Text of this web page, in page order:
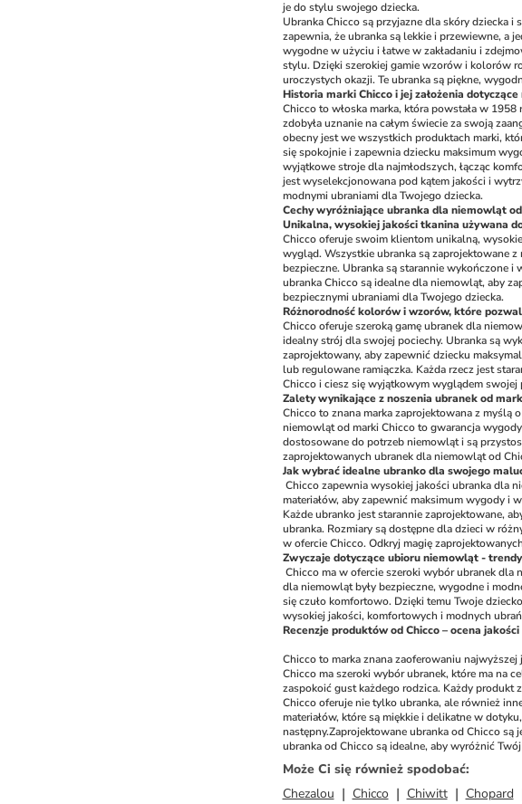
je do stylu swojego dziecka.
Ubranka Chicco są przyjazne dla skóry dziecka
zapewnia, że ubranka są lekkie i przewiewne, a
wygodne w użyciu i łatwe w zakładaniu i
stylu. Dzięki szerokiej gamie wzorów i kolorów
uroczystych okazji. Te ubranka są piękne,
Historia marki Chicco i jej założenia dotyczące
Chicco to włoska marka, która powstała w
zdobyła uznanie na całym świecie za swoją
obecny jest we wszystkich produktach marki,
się spokojnie i zapewnia dziecku maksimum
wyjątkowe stroje dla najmłodszych, łącząc
jest wyselekcjonowana pod kątem jakości i
modnymi ubraniami dla Twojego dziecka.
Cechy wyróżniające ubranka dla niemowląt
Unikalna, wysokiej jakości tkanina używana
Chicco oferuje swoim klientom unikalną,
wygląd. Wszystkie ubranka są zaprojektowane
bezpieczne. Ubranka są starannie wykończone
ubranka Chicco są idealne dla niemowląt, aby
bezpiecznymi ubraniami dla Twojego dziecka.
Różnorodność kolorów i wzorów, które
Chicco oferuje szeroką gamę ubranek dla
idealny strój dla swojej pociechy. Ubranka są
zaprojektowany, aby zapewnić dziecku
lub regulowane ramiączka. Każda rzecz jest
Chicco i ciesz się wyjątkowym wyglądem swojej
Zalety wynikające z noszenia ubranek od
Chicco to znana marka zaprojektowana z myślą
niemowląt od marki Chicco to gwarancja
dostosowane do potrzeb niemowląt i są
zaprojektowanych ubranek dla niemowląt od
Jak wybrać idealne ubranko dla swojego
Chicco zapewnia wysokiej jakości ubranka dla
materiałów, aby zapewnić maksimum wygody i
Każde ubranko jest starannie zaprojektowane,
ubranka. Rozmiary są dostępne dla dzieci w
w ofercie Chicco. Odkryj magię
Zwyczaje dotyczące ubioru niemowląt -
Chicco ma w ofercie szeroki wybór ubranek
dla niemowląt były bezpieczne, wygodne i
się czuło komfortowo. Dzięki temu Twoje
wysokiej jakości, komfortowych i modnych
Recenzje produktów od Chicco – ocena jakości
Chicco to marka znana zaoferowaniu
Chicco ma szeroki wybór ubranek, które ma na
zaspokoić gust każdego rodzica. Każdy produkt
Chicco oferuje nie tylko ubranka, ale również
materiałów, które są miękkie i delikatne w
następny.Zaprojektowane ubranka od Chicco
ubranka od Chicco są idealne, aby wyróżnić
Może Ci się również spodobać:
Chezalou
Chicco Chiwitt Chopard